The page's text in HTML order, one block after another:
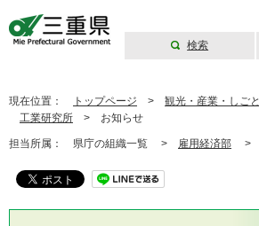
検索
現在位置： トップページ > 観光・産業・しごと
工業研究所 > お知らせ
担当所属： 県庁の組織一覧 > 雇用経済部 >